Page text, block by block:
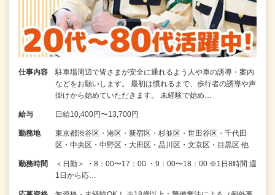
仕事内容
駐車場周辺で皆さまが安全に通れるよう人や車の誘導・案内
などをお願いします。 最初は慣れるまで、歩行者の誘導や声
掛けから始めていただきます。 未経験で始め…
給与 日給10,400円〜13,700円
勤務地
東京都渋谷区・港区・新宿区・杉並区・世田谷区・千代田
区・中央区・中野区・大田区・品川区・文京区・目黒区 他
勤務時間
＜日勤＞ ・8：00〜17：00 ・9：00〜18：00 ※1日8時間 週
1日から応…